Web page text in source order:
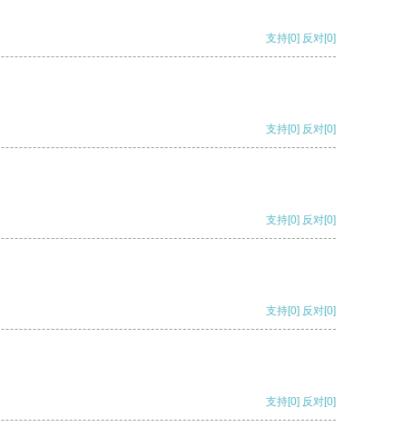
支持[0] 反对[0]
支持[0] 反对[0]
支持[0] 反对[0]
支持[0] 反对[0]
支持[0] 反对[0]